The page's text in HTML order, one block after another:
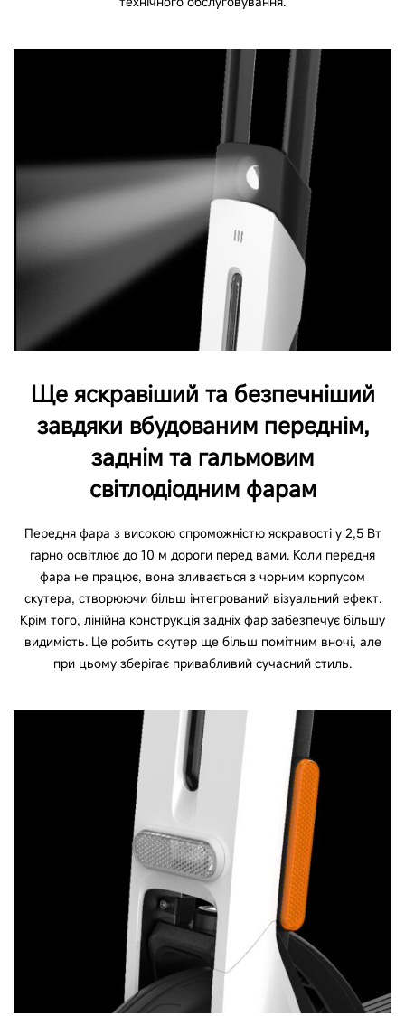
Ще яскравіший та безпечніший
завдяки вбудованим переднім,
заднім та гальмовим
світлодіодним фарам
Передня фара з високою спроможністю яскравості у 2,5 Вт
гарно освітлює до 10 м дороги перед вами. Коли передня
фара не працює, вона зливається з чорним корпусом
скутера, створюючи більш інтегрований візуальний ефект.
Крім того, лінійна конструкція задніх фар забезпечує більшу
видимість. Це робить скутер ще більш помітним вночі, але
при цьому зберігає привабливий сучасний стиль.
(керівництво користувача, посібник з техніки
безпеки, інструкція до виробу, обмежена
гарантія), 3 подовжувача заднього крила та
Розміри пакувальної коробки
1085 x 378 x 235 мм